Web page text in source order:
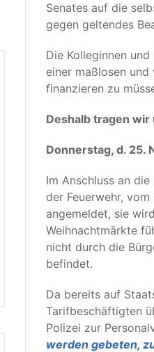
Senates auf die
gegen geltendes
Die Kolleginnen
einer maßlosen
finanzieren zu
Deshalb tragen
Donnerstag, d. 25.
Im Anschluss an
der Feuerwehr,
angemeldet, sie
Weihnachtmärkte
nicht durch die
befindet.
Da bereits auf
Tarifbeschäftigten
Polizei zur
werden gebeten,